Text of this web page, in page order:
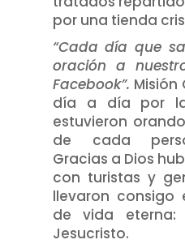
por una tienda
“Cada día que
oración a
Facebook”. Misión
día a día por
estuvieron
de cada
Gracias a Dios
con turistas y
llevaron consigo
de vida eterna:
Jesucristo.